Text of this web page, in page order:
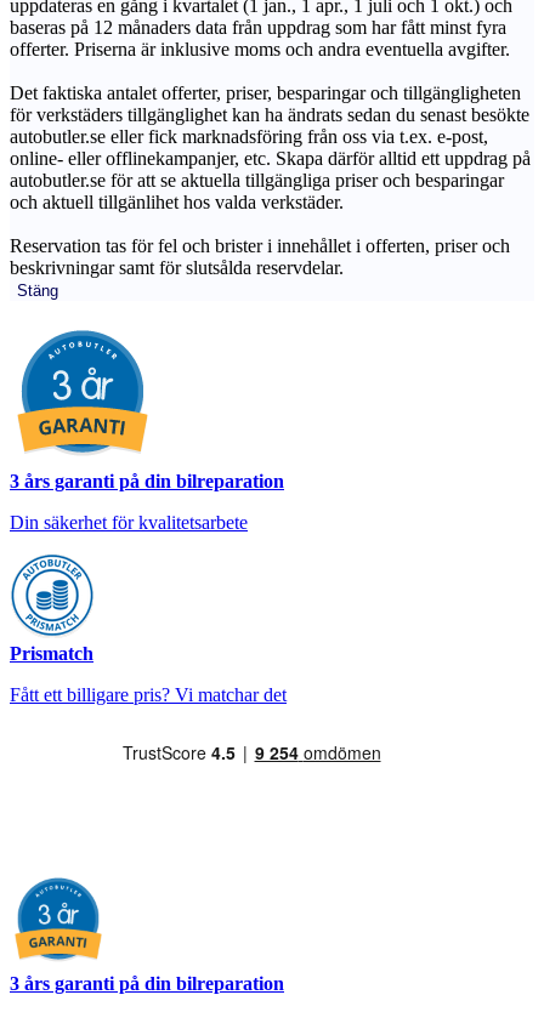
uppdateras en gång i kvartalet (1 jan., 1 apr., 1 juli och 1 okt.) och
baseras på 12 månaders data från uppdrag som har fått minst fyra
offerter. Priserna är inklusive moms och andra eventuella avgifter.
Det faktiska antalet offerter, priser, besparingar och tillgängligheten
för verkstäders tillgänglighet kan ha ändrats sedan du senast besökte
autobutler.se eller fick marknadsföring från oss via t.ex. e-post,
online- eller offlinekampanjer, etc. Skapa därför alltid ett uppdrag på
autobutler.se för att se aktuella tillgängliga priser och besparingar
och aktuell tillgänlihet hos valda verkstäder.
Reservation tas för fel och brister i innehållet i offerten, priser och
beskrivningar samt för slutsålda reservdelar.
Stäng
3 års garanti på din bilreparation
Din säkerhet för kvalitetsarbete
Prismatch
Fått ett billigare pris? Vi matchar det
3 års garanti på din bilreparation